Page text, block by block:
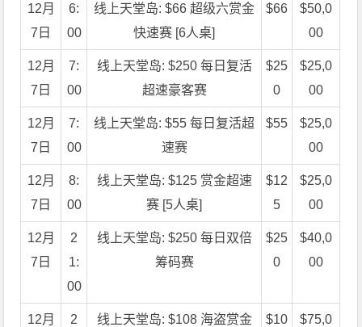
12月
7日
6:
00
线上天堂岛: $66 超级六赏金
快速赛 [6人桌]
$66
$50,0
00
12月
7日
7:
00
线上天堂岛: $250 每日复活
超速豪客赛
$25
0
$25,0
00
12月
7日
7:
00
线上天堂岛: $55 每日复活超
速赛
$55
$25,0
00
12月
7日
8:
00
线上天堂岛: $125 赏金超速
赛 [5人桌]
$12
5
$25,0
00
12月
7日
2
1:
00
线上天堂岛: $250 每日双倍
筹码赛
$25
0
$40,0
00
12月
2
线上天堂岛: $108 海盗赏金
$10
$75,0